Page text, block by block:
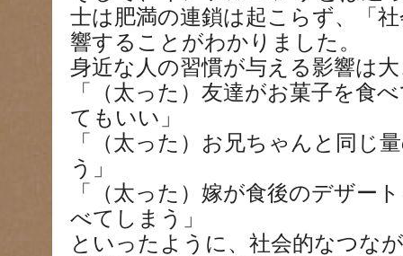
士は肥満の連鎖は起こらず、「
響することがわかりました。
身近な人の習慣が与える影響は
「（太った）友達がお菓子を食
てもいい」
「（太った）お兄ちゃんと同じ
う」
「（太った）嫁が食後のデザー
べてしまう」
といったように、社会的なつな